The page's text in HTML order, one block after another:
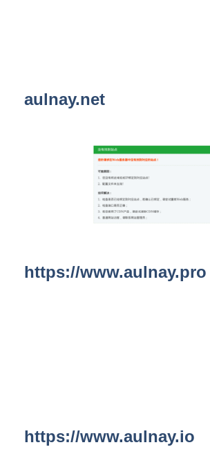
aulnay.net
https://www.aulnay.pro
https://www.aulnay.io